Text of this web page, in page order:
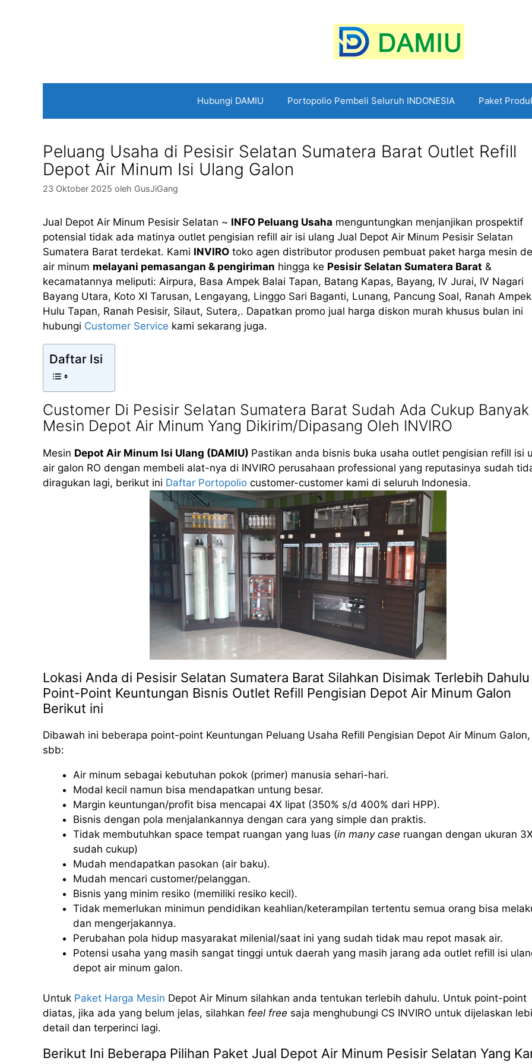
Hubungi DAMIU Portopolio Pembeli Seluruh INDONESIA Paket
Peluang Usaha di Pesisir Selatan Sumatera Barat Outlet Refill
Depot Air Minum Isi Ulang Galon
23 Oktober 2025 oleh GusJiGang
Jual Depot Air Minum Pesisir Selatan ~ INFO Peluang Usaha menguntungkan menjanjikan prospektif
potensial tidak ada matinya outlet pengisian refill air isi ulang Jual Depot Air Minum Pesisir Selatan
Sumatera Barat terdekat. Kami INVIRO toko agen distributor produsen pembuat paket harga mesin
air minum melayani pemasangan & pengiriman hingga ke Pesisir Selatan Sumatera Barat &
kecamatannya meliputi: Airpura, Basa Ampek Balai Tapan, Batang Kapas, Bayang, IV Jurai, IV Nagari
Bayang Utara, Koto XI Tarusan, Lengayang, Linggo Sari Baganti, Lunang, Pancung Soal, Ranah Ampek
Hulu Tapan, Ranah Pesisir, Silaut, Sutera,. Dapatkan promo jual harga diskon murah khusus bulan ini
hubungi Customer Service kami sekarang juga.
Daftar Isi
Customer Di Pesisir Selatan Sumatera Barat Sudah Ada Cukup Banyak
Mesin Depot Air Minum Yang Dikirim/Dipasang Oleh INVIRO
Mesin Depot Air Minum Isi Ulang (DAMIU) Pastikan anda bisnis buka usaha outlet pengisian refill isi
air galon RO dengan membeli alat-nya di INVIRO perusahaan professional yang reputasinya sudah
diragukan lagi, berikut ini Daftar Portopolio customer-customer kami di seluruh Indonesia.
Lokasi Anda di Pesisir Selatan Sumatera Barat Silahkan Disimak Terlebih Dahulu
Point-Point Keuntungan Bisnis Outlet Refill Pengisian Depot Air Minum Galon
Berikut ini
Dibawah ini beberapa point-point Keuntungan Peluang Usaha Refill Pengisian Depot Air Minum Galon,
sbb:
Air minum sebagai kebutuhan pokok (primer) manusia sehari-hari.
Modal kecil namun bisa mendapatkan untung besar.
Margin keuntungan/profit bisa mencapai 4X lipat (350% s/d 400% dari HPP).
Bisnis dengan pola menjalankannya dengan cara yang simple dan praktis.
Tidak membutuhkan space tempat ruangan yang luas (in many case ruangan dengan ukuran
sudah cukup)
Mudah mendapatkan pasokan (air baku).
Mudah mencari customer/pelanggan.
Bisnis yang minim resiko (memiliki resiko kecil).
Tidak memerlukan minimun pendidikan keahlian/keterampilan tertentu semua orang bisa
dan mengerjakannya.
Perubahan pola hidup masyarakat milenial/saat ini yang sudah tidak mau repot masak air.
Potensi usaha yang masih sangat tinggi untuk daerah yang masih jarang ada outlet refill isi
depot air minum galon.
Untuk Paket Harga Mesin Depot Air Minum silahkan anda tentukan terlebih dahulu. Untuk point-point
diatas, jika ada yang belum jelas, silahkan feel free saja menghubungi CS INVIRO untuk dijelaskan
detail dan terperinci lagi.
Berikut Ini Beberapa Pilihan Paket Jual Depot Air Minum Pesisir Selatan Yang